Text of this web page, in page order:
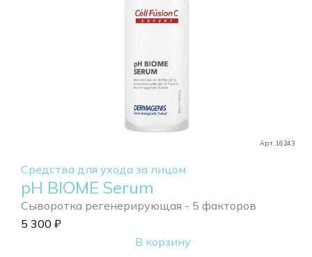
Арт. 16243
Средства для ухода за лицом
pH BIOME Serum
Сыворотка регенерирующая - 5 факторов
5 300 ₽
В корзину